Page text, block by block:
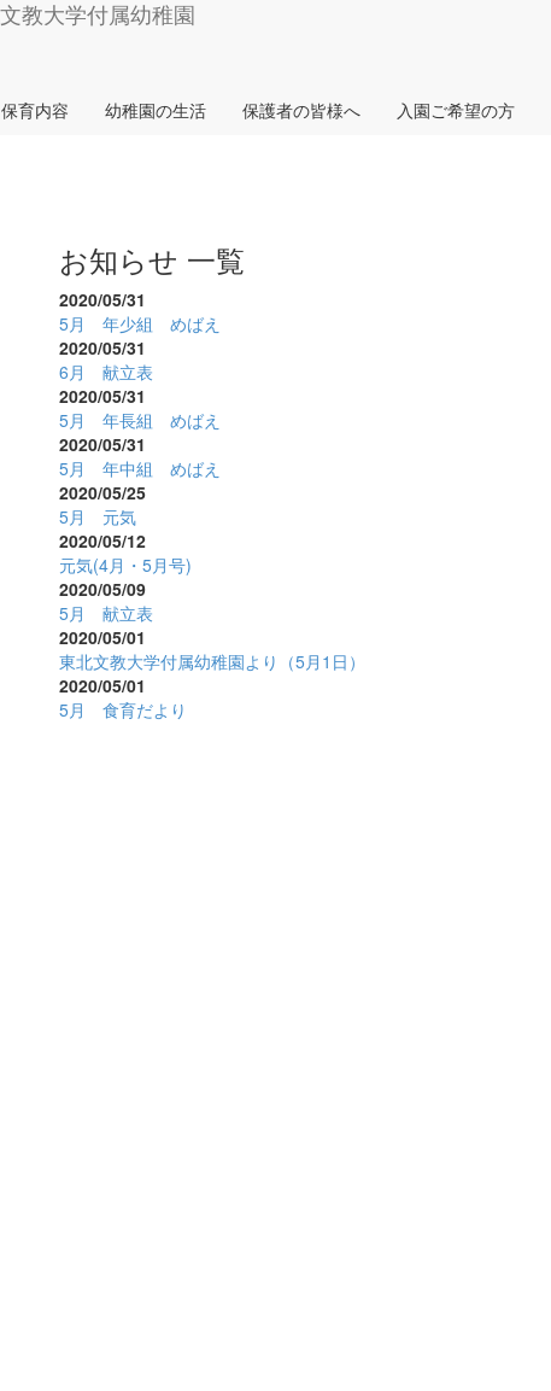
保育内容 幼稚園の生活 保護者の皆様へ 入園ご希望の方
お知らせ 一覧
2020/05/31
5月 年少組 めばえ
2020/05/31
6月 献立表
2020/05/31
5月 年長組 めばえ
2020/05/31
5月 年中組 めばえ
2020/05/25
5月 元気
2020/05/12
元気(4月・5月号)
2020/05/09
5月 献立表
2020/05/01
東北文教大学付属幼稚園より（5月1日）
2020/05/01
5月 食育だより